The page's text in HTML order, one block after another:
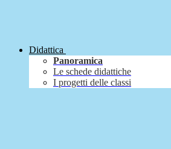
Didattica
Panoramica
Le schede didattiche
I progetti delle classi